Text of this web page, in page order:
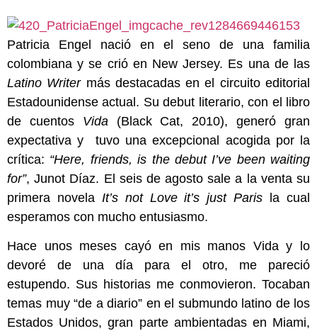
Patricia Engel nació en el seno de una familia
colombiana y se crió en New Jersey. Es una de las
Latino Writermás destacadas en el circuito editorial
Estadounidense actual. Su debut literario, con el libro
de cuentos Vida(Black Cat, 2010), generó gran
expectativa y tuvo una excepcional acogida por la
crítica: “Here, friends, is the debut I’ve been waiting
for”, Junot Díaz. El seis de agosto sale a la venta su
primera novela It’s not Love it’s just Paris la cual
esperamos con mucho entusiasmo.
Hace unos meses cayó en mis manos Vida y lo
devoré de una día para el otro, me pareció
estupendo. Sus historias me conmovieron. Tocaban
temas muy “de a diario” en el submundo latino de los
Estados Unidos, gran parte ambientadas en Miami,